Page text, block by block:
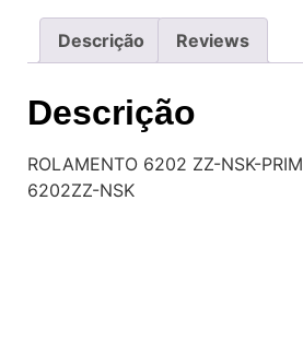
Descrição Reviews
Descrição
ROLAMENTO 6202 ZZ-NSK-
6202ZZ-NSK